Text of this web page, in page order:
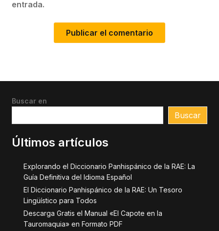
entrada.
Buscar en
Buscar
Últimos artículos
Explorando el Diccionario Panhispánico de la RAE: La
Guía Definitiva del Idioma Español
El Diccionario Panhispánico de la RAE: Un Tesoro
Lingüístico para Todos
Descarga Gratis el Manual «El Capote en la
Tauromaquia» en Formato PDF